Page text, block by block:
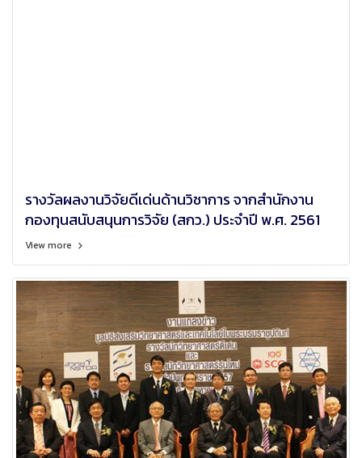
รางวัลผลงานวิจัยดีเด่นด้านวิชาการ จากสำนักงาน
กองทุนสนับสนุนการวิจัย (สกว.) ประจำปี พ.ศ. 2561
View more